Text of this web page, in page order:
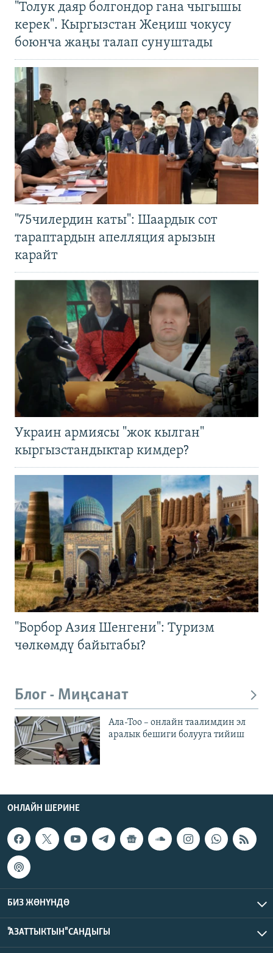
"Толук даяр болгондор гана чыгышы
керек". Кыргызстан Жеңиш чокусу
боюнча жаңы талап сунуштады
"75чилердин каты": Шаардык сот
тараптардын апелляция арызын
карайт
Украин армиясы "жок кылган"
кыргызстандыктар кимдер?
"Борбор Азия Шенгени": Туризм
чөлкөмдү байытабы?
Блог - Миңсанат
Ала-Тоо – онлайн таалимдин эл
аралык бешиги болууга тийиш
ОНЛАЙН ШЕРИНЕ
БИЗ ЖӨНҮНДӨ
"АЗАТТЫКТЫН" САНДЫГЫ